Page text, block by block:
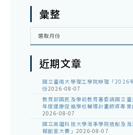
彙整
彙
選取月份
近期文章
國立臺南大學理工學院辦理「2026
份2026-08-07
教育部國民及學前教育署委請國立
年度健康促進學校輔導計畫師資專
2026-08-07
國立高雄科技大學海事學院造船及
模創客大賽」 2026-08-07